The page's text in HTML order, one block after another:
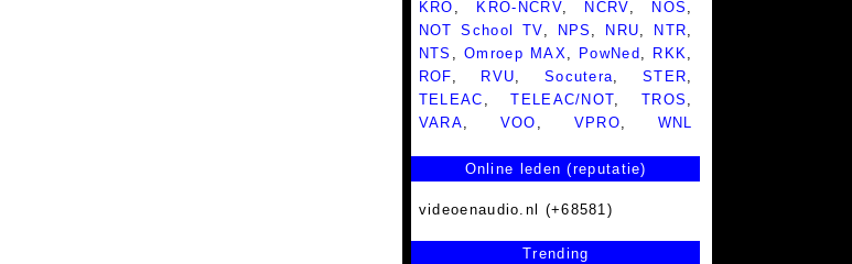
KRO , KRO-NCRV, NCRV, NOS ,
NOT School TV, NPS , NRU, NTR,
NTS ,Omroep MAX, PowNed , RKK,
ROF, RVU, Socutera,STER,
TELEAC ,TELEAC/NOT,TROS ,
VARA, VOO , VPRO, WNL
Online leden (reputatie)
videoenaudio.nl (+68581)
Trending